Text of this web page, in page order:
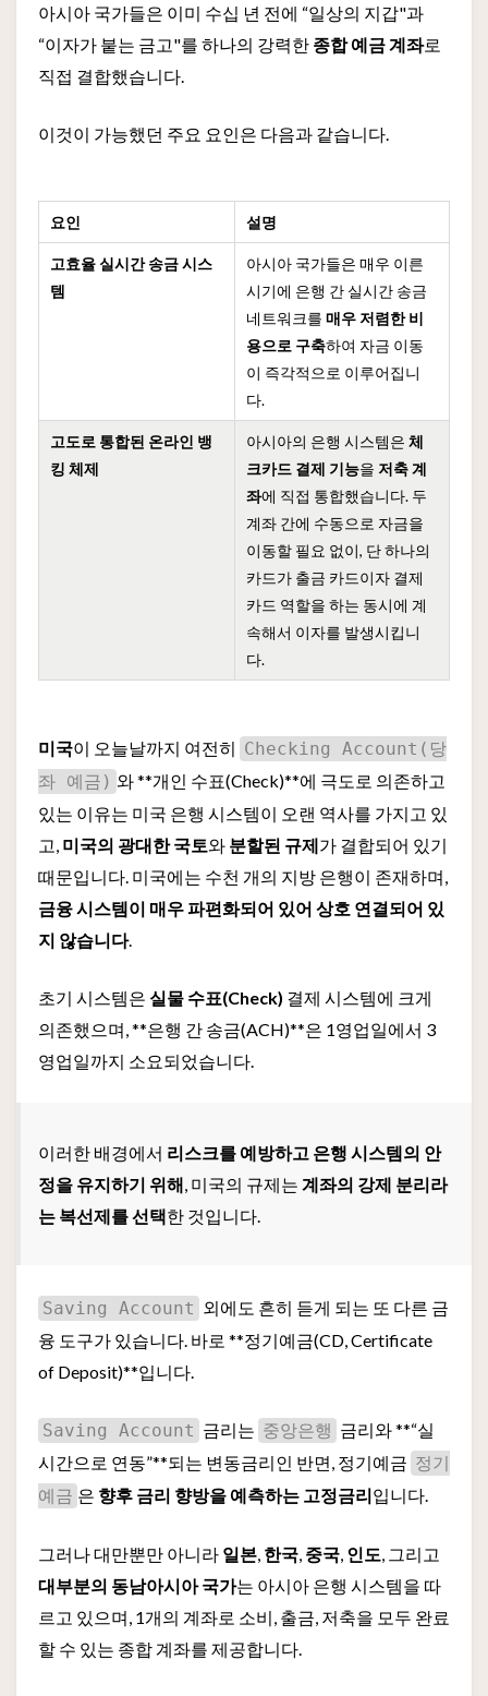
아시아 국가들은 이미 수십 년 전에 “일상의 지갑"과
“이자가 붙는 금고"를 하나의 강력한 종합 예금 계좌로
직접 결합했습니다.
이것이 가능했던 주요 요인은 다음과 같습니다.
요인 설명
고효율 실시간 송금 시스
템
아시아 국가들은 매우 이른
시기에 은행 간 실시간 송금
네트워크를매우 저렴한 비
용으로 구축하여 자금 이동
이 즉각적으로 이루어집니
다.
고도로 통합된 온라인 뱅
킹 체제
아시아의 은행 시스템은체
크카드 결제 기능을 저축 계
좌에 직접 통합했습니다. 두
계좌 간에 수동으로 자금을
이동할 필요 없이, 단 하나의
카드가 출금 카드이자 결제
카드 역할을 하는 동시에 계
속해서 이자를 발생시킵니
다.
미국이 오늘날까지 여전히 Checking Account(당
좌 예금) 와 **개인 수표(Check)**에 극도로 의존하고
있는 이유는 미국 은행 시스템이 오랜 역사를 가지고 있
고, 미국의 광대한 국토와 분할된 규제가 결합되어 있기
때문입니다. 미국에는 수천 개의 지방 은행이 존재하며,
금융 시스템이 매우 파편화되어 있어 상호 연결되어 있
지 않습니다.
초기 시스템은 실물 수표(Check) 결제 시스템에 크게
의존했으며, **은행 간 송금(ACH)**은 1영업일에서 3
영업일까지 소요되었습니다.
이러한 배경에서 리스크를 예방하고 은행 시스템의 안
정을 유지하기 위해, 미국의 규제는 계좌의 강제 분리라
는 복선제를 선택한 것입니다.
Saving Account 외에도 흔히 듣게 되는 또 다른 금
융 도구가 있습니다. 바로 **정기예금(CD, Certificate
of Deposit)**입니다.
Saving Account 금리는 중앙은행 금리와 **“실
시간으로 연동”**되는 변동금리인 반면, 정기예금 정기
예금 은 향후 금리 향방을 예측하는 고정금리입니다.
그러나 대만뿐만 아니라 일본, 한국, 중국, 인도, 그리고
대부분의 동남아시아 국가는 아시아 은행 시스템을 따
르고 있으며, 1개의 계좌로 소비, 출금, 저축을 모두 완료
할 수 있는 종합 계좌를 제공합니다.